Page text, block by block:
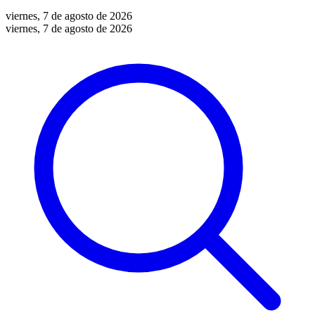
viernes, 7 de agosto de 2026
viernes, 7 de agosto de 2026